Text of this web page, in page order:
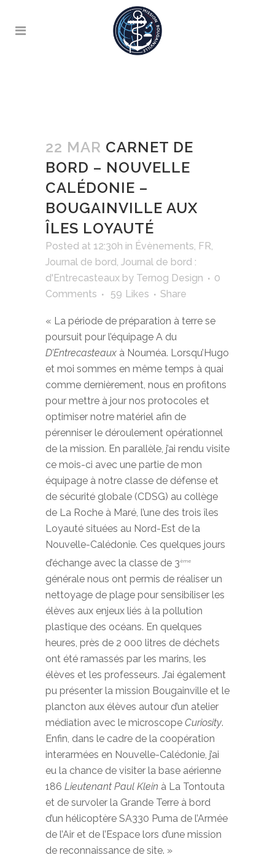
22 MAR CARNET DE
BORD – NOUVELLE
CALÉDONIE –
BOUGAINVILLE AUX
ÎLES LOYAUTÉ
Posted at 12:30h in Évènements, FR,
Journal de bord, Journal de bord :
d'Entrecasteaux by Ternog Design
0
Comments
59 Likes Share
« La période de préparation à terre se
poursuit pour l’équipage A du
D’Entrecasteaux à Nouméa. Lorsqu’Hugo
et moi sommes en même temps à quai
comme dernièrement, nous en profitons
pour mettre à jour nos protocoles et
optimiser notre matériel afin de
pérenniser le déroulement opérationnel
de la mission. En parallèle, j’ai rendu visite
ce mois-ci avec une partie de mon
équipage à notre classe de défense et
de sécurité globale (CDSG) au collège
de La Roche à Maré, l’une des trois îles
Loyauté situées au Nord-Est de la
Nouvelle-Calédonie. Ces quelques jours
d’échange avec la classe de 3 ème
générale nous ont permis de réaliser un
nettoyage de plage pour sensibiliser les
élèves aux enjeux liés à la pollution
plastique des océans. En quelques
heures, près de 2 000 litres de déchets
ont été ramassés par les marins, les
élèves et les professeurs. J’ai également
pu présenter la mission Bougainville et le
plancton aux élèves autour d’un atelier
médiation avec le microscope Curiosity.
Enfin, dans le cadre de la coopération
interarmées en Nouvelle-Calédonie, j’ai
eu la chance de visiter la base aérienne
186 Lieutenant Paul Klein à La Tontouta
et de survoler la Grande Terre à bord
d’un hélicoptère SA330 Puma de l’Armée
de l’Air et de l’Espace lors d’une mission
de reconnaissance de site. »